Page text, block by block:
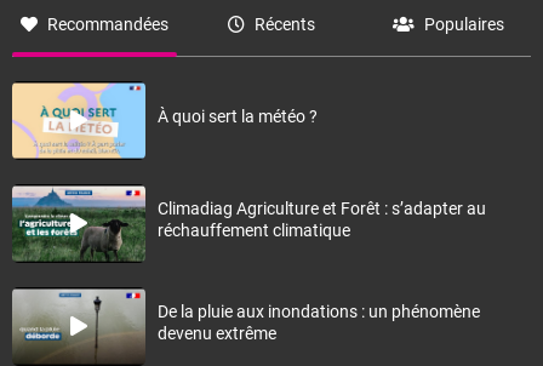
Recommandées Récents Populaires
À quoi sert la météo ?
Climadiag Agriculture et Forêt : s’adapter au
réchauffement climatique
De la pluie aux inondations : un phénomène
devenu extrême